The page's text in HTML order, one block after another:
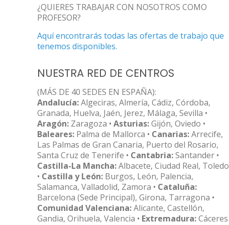
¿QUIERES TRABAJAR CON NOSOTROS COMO
PROFESOR?
Aquí encontrarás todas las ofertas de trabajo que
tenemos disponibles.
NUESTRA RED DE CENTROS
(MÁS DE 40 SEDES EN ESPAÑA):
Andalucía:Algeciras, Almería, Cádiz, Córdoba,
Granada, Huelva, Jaén, Jerez, Málaga, Sevilla •
Aragón: Zaragoza • Asturias:Gijón, Oviedo •
Baleares: Palma de Mallorca • Canarias:Arrecife,
Las Palmas de Gran Canaria, Puerto del Rosario,
Santa Cruz de Tenerife • Cantabria:Santander •
Castilla-La Mancha:Albacete, Ciudad Real, Toledo
• Castilla y León: Burgos, León, Palencia,
Salamanca, Valladolid, Zamora • Cataluña:
Barcelona (Sede Principal), Girona, Tarragona •
Comunidad Valenciana:Alicante, Castellón,
Gandia, Orihuela, Valencia • Extremadura:Cáceres